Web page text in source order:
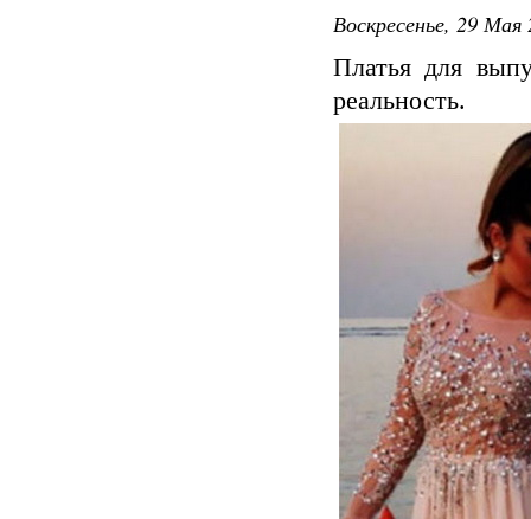
Воскресенье, 29
Платья для
реальность.